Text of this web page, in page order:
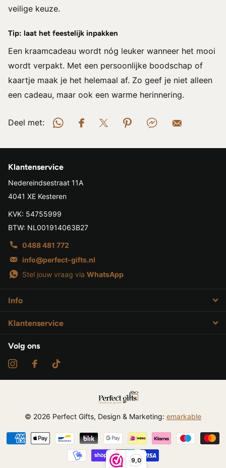
9,0
veilige keuze.
Tip: laat het feestelijk inpakken
Een kraamcadeau wordt nóg leuker wanneer het mooi
wordt verpakt. Met een persoonlijke boodschap of
kaartje maak je het helemaal af. Zo geef je niet alleen
een cadeau, maar ook een warme herinnering.
Deel met:
Klantenservice
Nedereindsestraat 11A
4041 XE Kesteren
KVK: 54755999
BTW: NL001914063B27
0488 481 772
info@perfect-gifts.nl
Stel jouw vraag via WhatsApp
Info
Klantenservice
Volg ons
© 2026 Perfect Gifts, Design & Marketing: emarkable